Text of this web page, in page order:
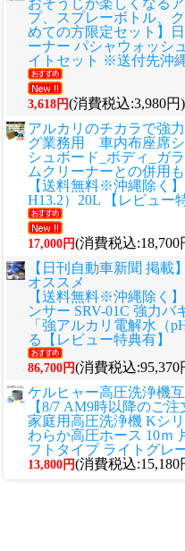
プ、スプレーボトル、
めての方限定セット】
ーナー パシャウォッシ
イトセット ※送付先沖
3,618円(消費税込:3,980円)
アルカリのチカラで強
グ業務用 車内布座席シ
シュボード_ボディ_ガ
ムクリーナーとの併用
【送料無料※沖縄除く
H13.2）20L 【レビュー
17,000円(消費税込:18,700
【日刊自動車新聞 掲載
オススメ
【送料無料※沖縄除く
ンサー SRV-01C 強力バ
「強アルカリ電解水（
る【レビュー特典有】
86,700円(消費税込:95,370
ケルヒャー高圧洗浄機
【8/7 AM9時以降のご
家庭用高圧洗浄機 Kシ
わらか高圧ホース 10ｍ
フトタイプ ライトグレ
13,800円(消費税込:15,180